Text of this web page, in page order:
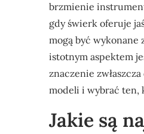
brzmienie
gdy świerk oferuje
mogą być wykonane
istotnym aspektem
znaczenie
modeli i wybrać ten,
Jakie są